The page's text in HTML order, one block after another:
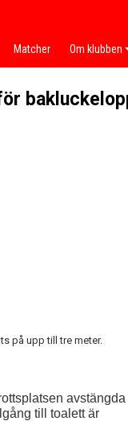
Matcher Om klubben
på upp till tre meter.
avstängda
till toalett är